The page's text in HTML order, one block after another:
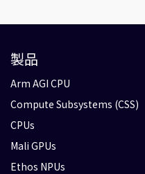
製品
Arm AGI CPU
Compute Subsystems (CSS)
CPUs
Mali GPUs
Ethos NPUs